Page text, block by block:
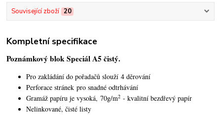
Související zboží 20
Kompletní specifikace
Poznámkový blok Speciál A5 čistý.
Pro zakládání do pořadačů slouží 4 děrování
Perforace stránek pro snadné odtrhávání
Gramáž papíru je vysoká, 70g/m2 - kvalitní bezdřevý papír
Nelinkované, čisté listy